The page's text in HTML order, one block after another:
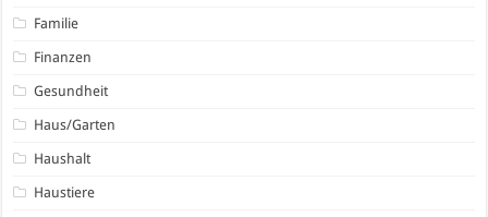
Familie
Finanzen
Gesundheit
Haus/Garten
Haushalt
Haustiere